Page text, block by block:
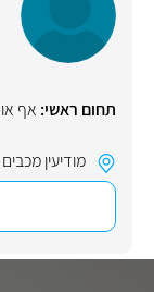
תחום ראשי: אף
מודיעין